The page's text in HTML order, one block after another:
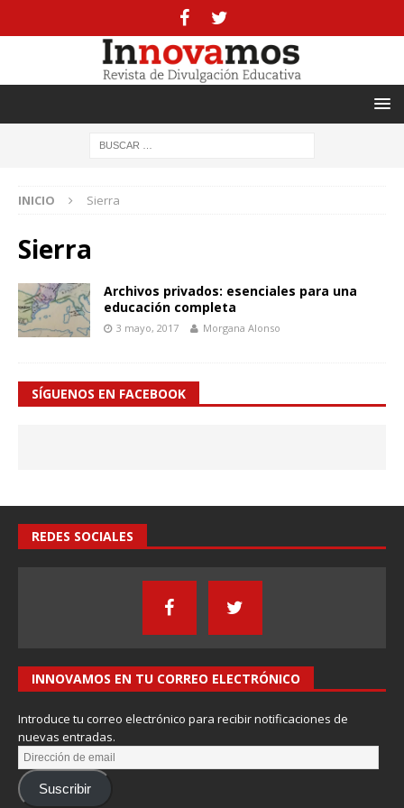
INICIO Sierra
Sierra
Archivos privados: esenciales para una
educación completa
3 mayo, 2017 Morgana Alonso
SÍGUENOS EN FACEBOOK
REDES SOCIALES
INNOVAMOS EN TU CORREO ELECTRÓNICO
Introduce tu correo electrónico para recibir notificaciones de
nuevas entradas.
Suscribir